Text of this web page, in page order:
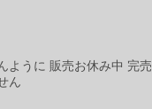
ように 販売お休み中 完売
ん